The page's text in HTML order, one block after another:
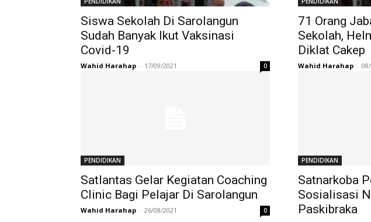
Siswa Sekolah Di Sarolangun
Sudah Banyak Ikut Vaksinasi
Covid-19
Wahid Harahap - 17/09/2021 0
71 Orang
Sekolah,
Diklat Cakep
Wahid Harahap -
PENDIDIKAN
Satlantas Gelar Kegiatan Coaching
Clinic Bagi Pelajar Di Sarolangun
Wahid Harahap - 26/08/2021 0
PENDIDIKAN
Satnarkoba
Sosialisasi
Paskibraka